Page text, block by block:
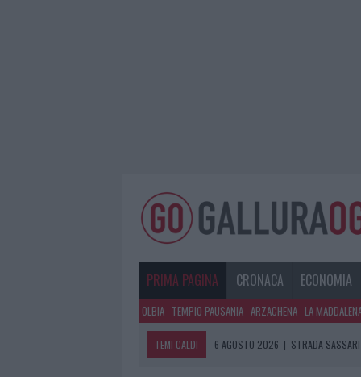
PRIMA PAGINA CRONACA ECONOMIA
OLBIA TEMPIO PAUSANIA ARZACHENA LA
TEMI CALDI 6 AGOSTO 2026 | EVENTI IN